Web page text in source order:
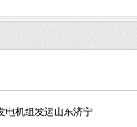
电机组发运山东济宁